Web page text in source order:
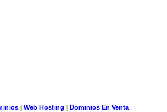
| Web Hosting | Dominios En Venta